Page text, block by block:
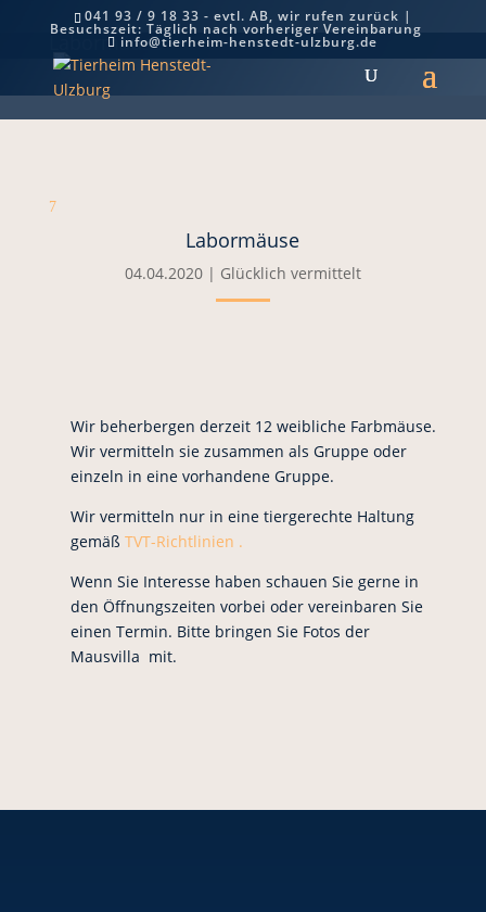
041 93 / 9 18 33 - evtl. AB, wir rufen zurück |
Besuchszeit: Täglich nach vorheriger Vereinbarung
info@tierheim-henstedt-ulzburg.de
Labormäuse
7
Labormäuse
04.04.2020| Glücklich vermittelt
Wir beherbergen derzeit 12 weibliche Farbmäuse.
Wir vermitteln sie zusammen als Gruppe oder
einzeln in eine vorhandene Gruppe.
Wir vermitteln nur in eine tiergerechte Haltung
gemäß TVT-Richtlinien .
Wenn Sie Interesse haben schauen Sie gerne in
den Öffnungszeiten vorbei oder vereinbaren Sie
einen Termin. Bitte bringen Sie Fotos der
Mausvilla mit.